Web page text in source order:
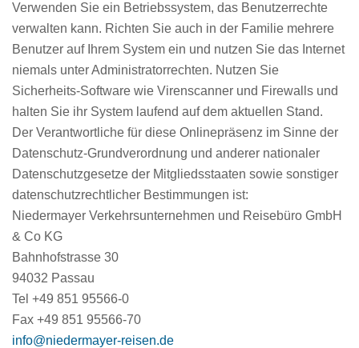
Verwenden Sie ein Betriebssystem, das Benutzerrechte
verwalten kann. Richten Sie auch in der Familie mehrere
Benutzer auf Ihrem System ein und nutzen Sie das Internet
niemals unter Administratorrechten. Nutzen Sie
Sicherheits-Software wie Virenscanner und Firewalls und
halten Sie ihr System laufend auf dem aktuellen Stand.
Der Verantwortliche für diese Onlinepräsenz im Sinne der
Datenschutz-Grundverordnung und anderer nationaler
Datenschutzgesetze der Mitgliedsstaaten sowie sonstiger
datenschutzrechtlicher Bestimmungen ist:
Niedermayer Verkehrsunternehmen und Reisebüro GmbH
& Co KG
Bahnhofstrasse 30
94032 Passau
Tel +49 851 95566-0
Fax +49 851 95566-70
info@niedermayer-reisen.de